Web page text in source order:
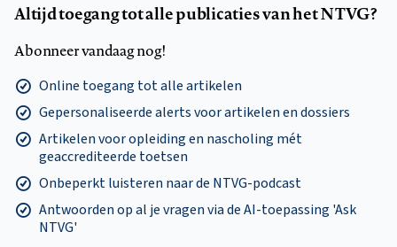
Altijd toegang tot alle publicaties van het NTVG?
Abonneer vandaag nog!
Online toegang tot alle artikelen
Gepersonaliseerde alerts voor artikelen en dossiers
Artikelen voor opleiding en nascholing mét
geaccrediteerde toetsen
Onbeperkt luisteren naar de NTVG-podcast
Antwoorden op al je vragen via de AI-toepassing 'Ask
NTVG'